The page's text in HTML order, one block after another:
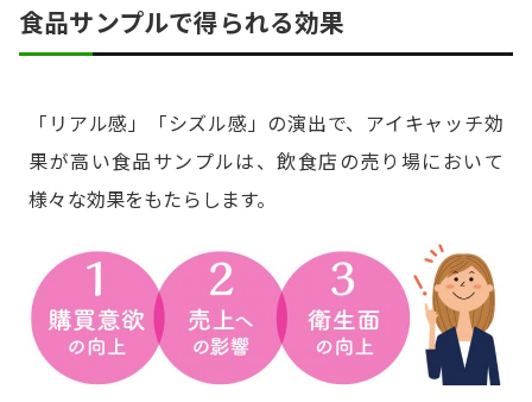
食品サンプルで得られる効果
「リアル感」「シズル感」の演出で、アイキャッチ効
果が高い食品サンプルは、飲食店の売り場において
様々な効果をもたらします。